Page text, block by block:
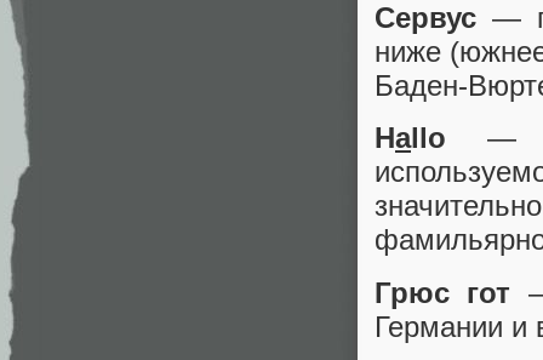
Сервус—
ниже
Баден-
Hallo—
Грюс гот
Германии и